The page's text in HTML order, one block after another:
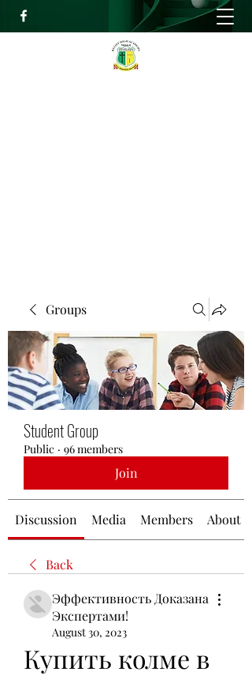
Groups
Student Group
Public · 96 members
Join
Discussion Media Members About
Back
Эффективность Доказана
Экспертами!
August 30, 2023
Купить колме в